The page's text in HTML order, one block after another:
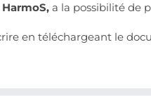
HarmoS, a la possibilité de
en téléchargeant le